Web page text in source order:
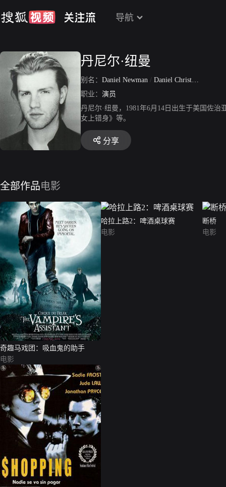
导航
丹尼尔·纽曼
别名： Daniel Newman / Daniel Christopher Newman
职业： 演员
丹尼尔·纽曼，1981年6月14日出生于美国佐
女上错身》等。
分享
全部作品电影
奇趣马戏团：吸血鬼的助手
电影
哈拉上路2：啤酒桌球赛
电影
断桥
电影